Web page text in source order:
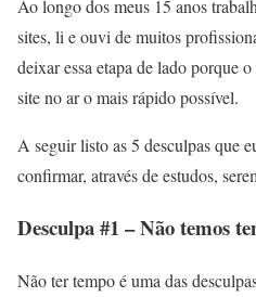
Ao longo dos meus 15 anos
sites, li e ouvi de muitos
deixar essa etapa de lado porque
site no ar o mais rápido possível.
A seguir listo as 5 desculpas que
confirmar, através de estudos,
Desculpa #1 – Não temos
Não ter tempo é uma das